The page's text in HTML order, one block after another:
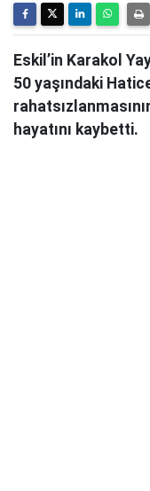
Eskil’in Karakol
50 yaşındaki
hayatını kaybetti.